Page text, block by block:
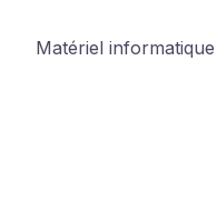
Matériel informatique